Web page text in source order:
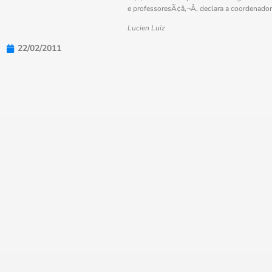
e professoresÃ¢â‚¬Â, declara a
Lucien Luiz
22/02/2011